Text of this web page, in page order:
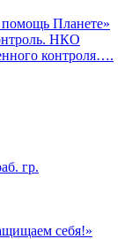
помощь Планете»
НКО
контроля….
гр.
себя!»